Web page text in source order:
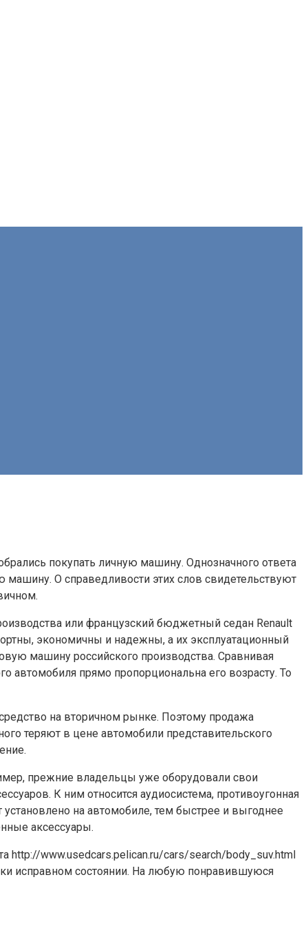
покупать личную машину. Однозначного ответа
машину. О справедливости этих слов свидетельствуют
или французский бюджетный седан Renault
экономичны и надежны, а их эксплуатационный
машину российского производства. Сравнивая
автомобиля прямо пропорциональна его возрасту. То
на вторичном рынке. Поэтому продажа
теряют в цене автомобили представительского
прежние владельцы уже оборудовали свои
К ним относится аудиосистема, противоугонная
на автомобиле, тем быстрее и выгоднее
аксессуары.
http://www.usedcars.pelican.ru/cars/search/body_suv.html
исправном состоянии. На любую понравившуюся